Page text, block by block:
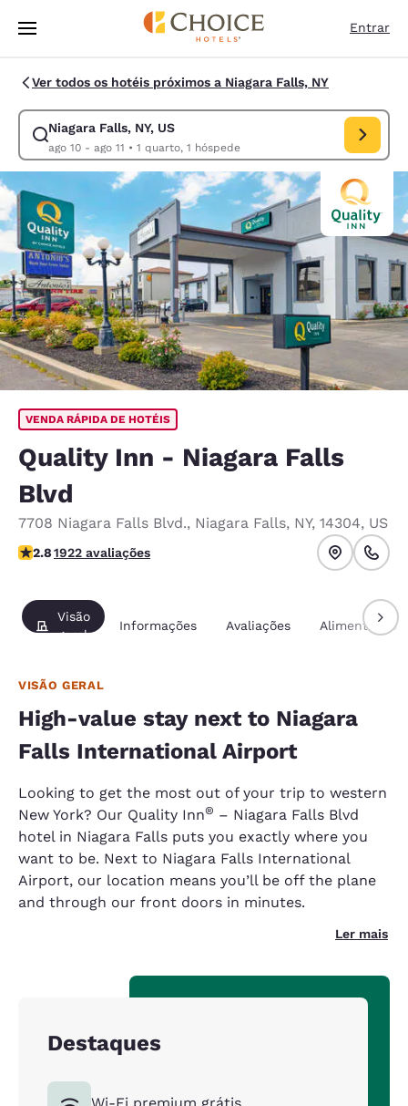
Pular Para Conteúdo Principal
Entrar
Ver todos os hotéis próximos a Niagara Falls, NY
Niagara Falls, NY, US
ago 10 - ago 11 • 1 quarto, 1 hóspede
Modificar pesquisa para Niagara Falls, NY, US. Data de check-in ago
VENDA RÁPIDA DE HOTÉIS
Quality Inn - Niagara Falls
Blvd
7708 Niagara Falls Blvd., Niagara Falls, NY, 14304, US
classificação 2.79 estrelas. Razoável.
2.81922 avaliações
Visão
geral
Informações Avaliações Alimentação
VISÃO GERAL
High-value stay next to Niagara
Falls International Airport
Looking to get the most out of your trip to western
New York? Our Quality Inn® – Niagara Falls Blvd
hotel in Niagara Falls puts you exactly where you
want to be. Next to Niagara Falls International
Airport, our location means you’ll be off the plane
and through our front doors in minutes.
Ler mais
Destaques